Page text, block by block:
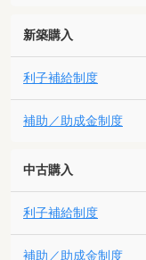
新築購入
利子補給制度
補助／助成金制度
中古購入
利子補給制度
補助／助成金制度